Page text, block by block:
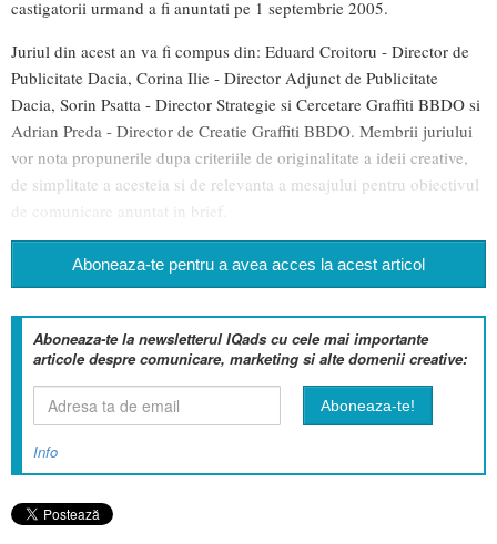
castigatorii urmand a fi anuntati pe 1 septembrie 2005.
Juriul din acest an va fi compus din: Eduard Croitoru - Director de
Publicitate Dacia, Corina Ilie - Director Adjunct de Publicitate
Dacia, Sorin Psatta - Director Strategie si Cercetare Graffiti BBDO si
Adrian Preda - Director de Creatie Graffiti BBDO. Membrii juriului
vor nota propunerile dupa criteriile de originalitate a ideii creative,
de simplitate a acesteia si de relevanta a mesajului pentru obiectivul
de comunicare anuntat in brief.
Aboneaza-te pentru a avea acces la acest articol
Aboneaza-te la newsletterul IQads cu cele mai importante
articole despre comunicare, marketing si alte domenii creative:
Info